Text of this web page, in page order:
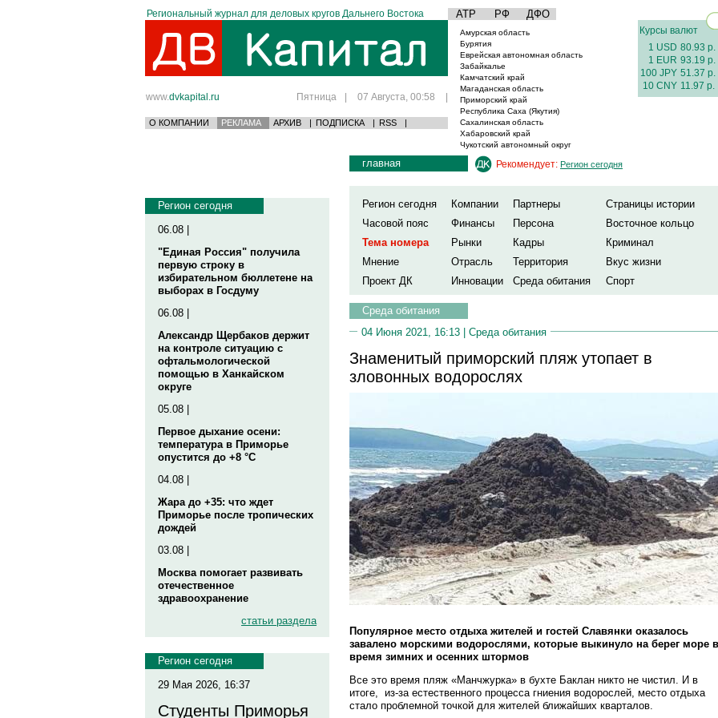
Региональный журнал для деловых кругов Дальнего Востока АТР РФ ДФО
www.dvkapital.ru Пятница | 07 Августа, 00:58 |
О КОМПАНИИ РЕКЛАМА АРХИВ | ПОДПИСКА | RSS |
Амурская область
Бурятия
Еврейская автономная область
Забайкалье
Камчатский край
Магаданская область
Приморский край
Республика Саха (Якутия)
Сахалинская область
Хабаровский край
Чукотский автономный округ
Курсы валют
1 USD 80.93 р.
1 EUR 93.19 р.
100 JPY 51.37 р.
10 CNY 11.97 р.
Регион сегодня
06.08 |
"Единая Россия" получила
первую строку в
избирательном бюллетене на
выборах в Госдуму
06.08 |
Александр Щербаков держит
на контроле ситуацию с
офтальмологической
помощью в Ханкайском
округе
05.08 |
Первое дыхание осени:
температура в Приморье
опустится до +8 °C
04.08 |
Жара до +35: что ждет
Приморье после тропических
дождей
03.08 |
Москва помогает развивать
отечественное
здравоохранение
статьи раздела
Регион сегодня
29 Мая 2026, 16:37
Студенты Приморья
главная Рекомендует: Регион сегодня
Регион сегодня Компании Партнеры
Страницы истории
Часовой пояс
Финансы Персона
Восточное кольцо
Тема номера
Рынки Кадры
Криминал
Мнение
Отрасль Территория
Вкус жизни
Проект ДК
Инновации Среда обитания Спорт
Среда обитания
04 Июня 2021, 16:13 | Среда обитания
Знаменитый приморский пляж утопает в
зловонных водорослях
Популярное место отдыха жителей и гостей Славянки оказалось
завалено морскими водорослями, которые выкинуло на берег море
время зимних и осенних штормов
Все это время пляж «Манчжурка» в бухте Баклан никто не чистил. И в
итоге, из-за естественного процесса гниения водорослей, место отдыха
стало проблемной точкой для жителей ближайших кварталов.